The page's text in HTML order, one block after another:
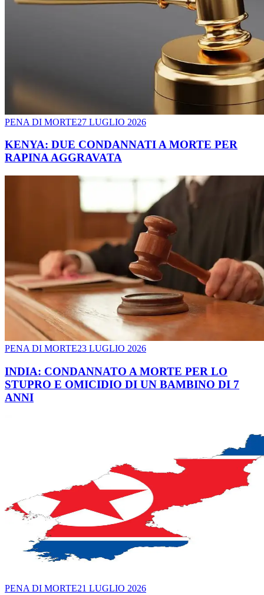
PENA DI MORTE27 LUGLIO 2026
KENYA: DUE CONDANNATI A MORTE PER
RAPINA AGGRAVATA
PENA DI MORTE23 LUGLIO 2026
INDIA: CONDANNATO A MORTE PER LO
STUPRO E OMICIDIO DI UN BAMBINO DI 7
ANNI
PENA DI MORTE21 LUGLIO 2026